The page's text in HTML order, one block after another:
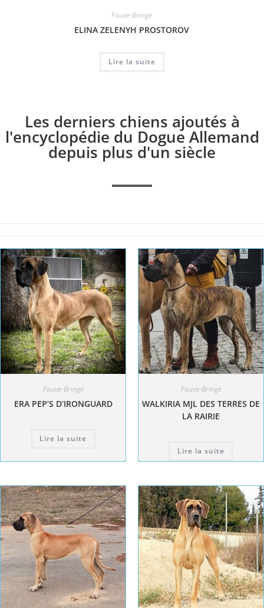
Fauve-Bringé
ELINA ZELENYH PROSTOROV
Lire la suite
Les derniers chiens ajoutés à
l'encyclopédie du Dogue Allemand
depuis plus d'un siècle
Fauve-Bringé
ERA PEP’S D’IRONGUARD
Lire la suite
Fauve-Bringé
WALKIRIA MJL DES TERRES DE
LA RAIRIE
Lire la suite